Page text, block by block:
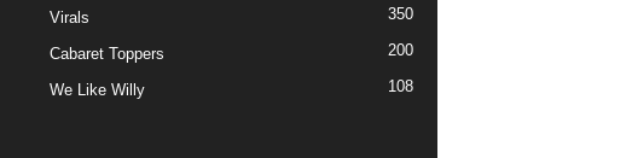
Virals 350
Cabaret Toppers 200
We Like Willy 108